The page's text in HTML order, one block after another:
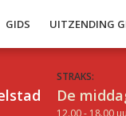
GIDS UITZENDING
STRAKS:
De
12.00 - 18.00